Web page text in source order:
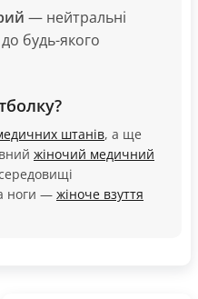
— нейтральні
будь-якого
штанів, а ще
жіночий медичний
ноги — жіноче взуття